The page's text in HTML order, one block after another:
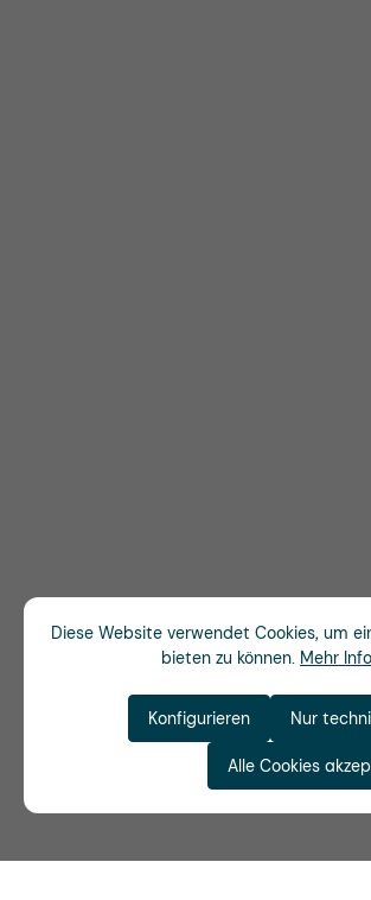
Diese Website verwendet Cookies, um
bieten zu können. Mehr
Nur
Konfigurieren
Alle Cookies